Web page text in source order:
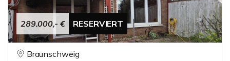
289.000,- € RESERVIERT
Braunschweig